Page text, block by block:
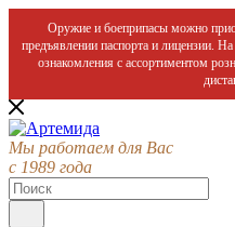
Оружие и боеприпасы можно
предъявлении паспорта и лицензии.
ознакомления с ассортиментом
Мы работаем для Вас
с 1989 года